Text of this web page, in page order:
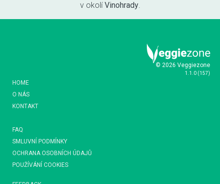
v okolíVinohrady.
© 2026 Veggiezone
1.1.0 (157)
HOME
O NÁS
KONTAKT
FAQ
SMLUVNÍ PODMÍNKY
OCHRANA OSOBNÍCH ÚDAJŮ
POUŽÍVÁNÍ COOKIES